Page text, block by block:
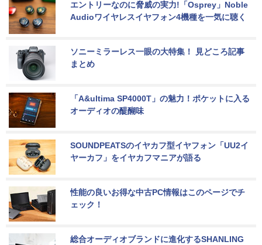
エントリーなのに脅威の実力!「Osprey」Noble
Audioワイヤレスイヤフォン4機種を一気に聴く
ソニーミラーレス一眼の大特集！ 見どころ記事
まとめ
「A&ultima SP4000T」の魅力！ポケットに入る
オーディオの醍醐味
SOUNDPEATSのイヤカフ型イヤフォン「UU2イ
ヤーカフ」をイヤカフマニアが語る
性能の良いお得な中古PC情報はこのページでチ
ェック！
総合オーディオブランドに進化するSHANLING